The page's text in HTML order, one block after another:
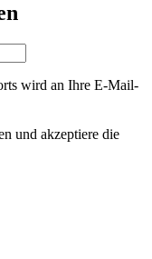
wird an Ihre E-Mail-
und akzeptiere die